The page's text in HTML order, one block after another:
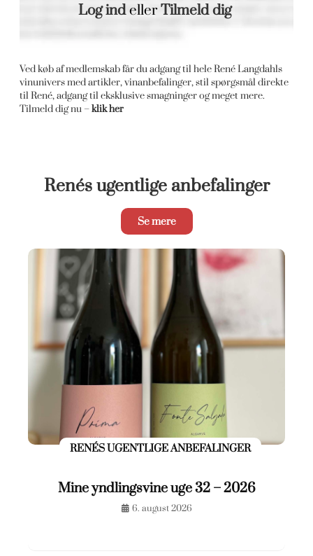
Log indellerTilmeld dig
Ved køb af medlemskab får du adgang til hele René Langdahls
vinunivers med artikler, vinanbefalinger, stil spørgsmål direkte
til René, adgang til eksklusive smagninger og meget mere.
Tilmeld dig nu –klik her
Renés ugentlige anbefalinger
Se mere
RENÉS UGENTLIGE ANBEFALINGER
Mine yndlingsvine uge 32 – 2026
6. august 2026